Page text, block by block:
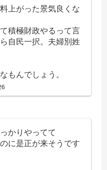
上がった景気良くな
積極財政やるって言
自民一択。夫婦別姓
もんでしょう。
かりやってて
に是正が来そうです